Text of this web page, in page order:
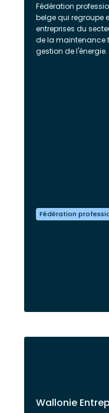
Fédération
belge qui regroupe
entreprises du
de la maintenance
gestion de l'énergie.
Fédération
Wallonie